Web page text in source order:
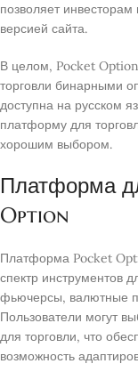
позволяет инвесторам
версией сайта.
В целом, Pocket
торговли бинарными
доступна на русском
платформу для
хорошим выбором.
Платформа
Option
Платформа Pocket
спектр инструментов
фьючерсы, валютные
Пользователи могут
для торговли, что
возможность